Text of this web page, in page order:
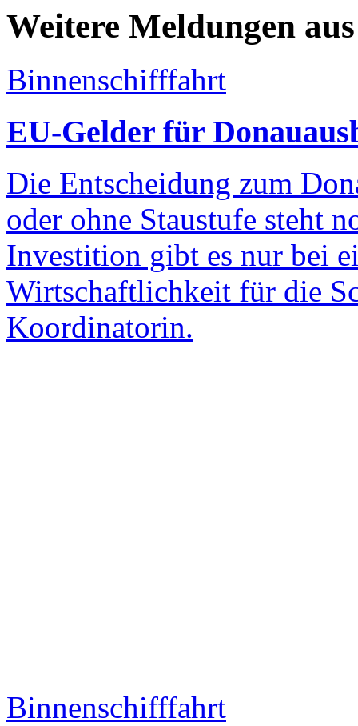
Weitere Meldungen
Binnenschifffahrt
EU-Gelder für
Die Entscheidung zum
oder ohne Staustufe steht
Investition gibt es nur bei
Wirtschaftlichkeit für die
Koordinatorin.
Binnenschifffahrt